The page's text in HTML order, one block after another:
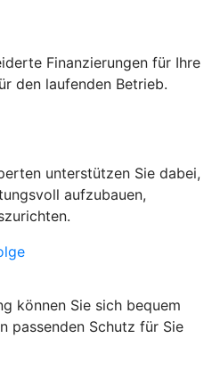
Finanzierungen für Ihre
den laufenden Betrieb.
unterstützen Sie dabei,
aufzubauen,
können Sie sich bequem
passenden Schutz für Sie